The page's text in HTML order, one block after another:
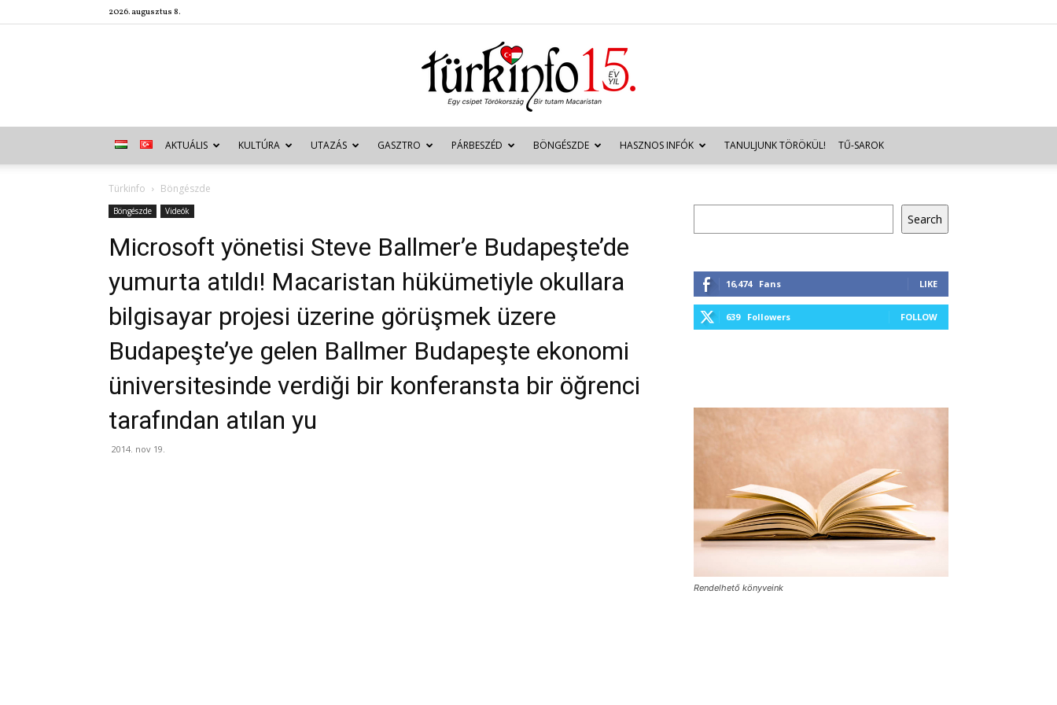
2026. augusztus 8.
Türkinfo
AKTUÁLIS KULTÚRA UTAZÁS GASZTRO PÁRBESZÉD BÖNGÉSZDE HASZNOS INFÓK TANULJUNK TÖRÖKÜL! TŰ-SAROK
Türkinfo Böngészde
Böngészde Videók
Microsoft yönetisi Steve Ballmer’e Budapeşte’de
yumurta atıldı! Macaristan hükümetiyle okullara
bilgisayar projesi üzerine görüşmek üzere
Budapeşte’ye gelen Ballmer Budapeşte ekonomi
üniversitesinde verdiği bir konferansta bir öğrenci
tarafından atılan yu
2014. nov 19.
Search
16,474 Fans LIKE
639 Followers FOLLOW
Rendelhető könyveink